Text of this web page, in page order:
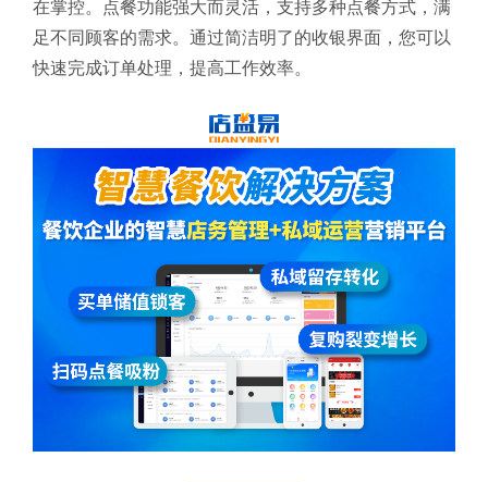
在掌控。点餐功能强大而灵活，支持多种点餐方式，满
足不同顾客的需求。通过简洁明了的收银界面，您可以
快速完成订单处理，提高工作效率。